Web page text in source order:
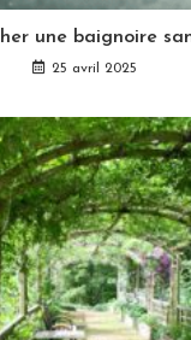
une baignoire
25 avril 2025